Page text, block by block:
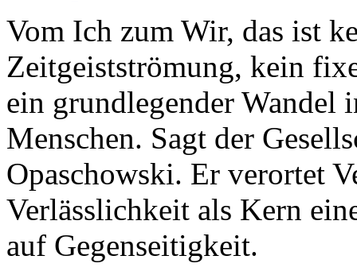
Vom Ich zum Wir, das ist
Zeitgeistströmung, kein
ein grundlegender Wandel
Menschen. Sagt der
Opaschowski. Er verortet
Verlässlichkeit als Kern
auf Gegenseitigkeit.